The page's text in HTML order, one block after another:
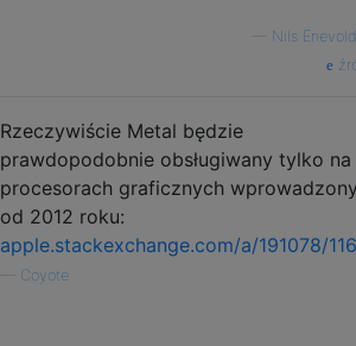
Nils
Rzeczywiście Metal będzie
prawdopodobnie obsługiwany tylko na
procesorach graficznych
od 2012 roku:
apple.stackexchange.com/a/191078/
Coyote